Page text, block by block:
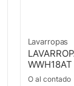
Lavarropas
CARGA
O al contado